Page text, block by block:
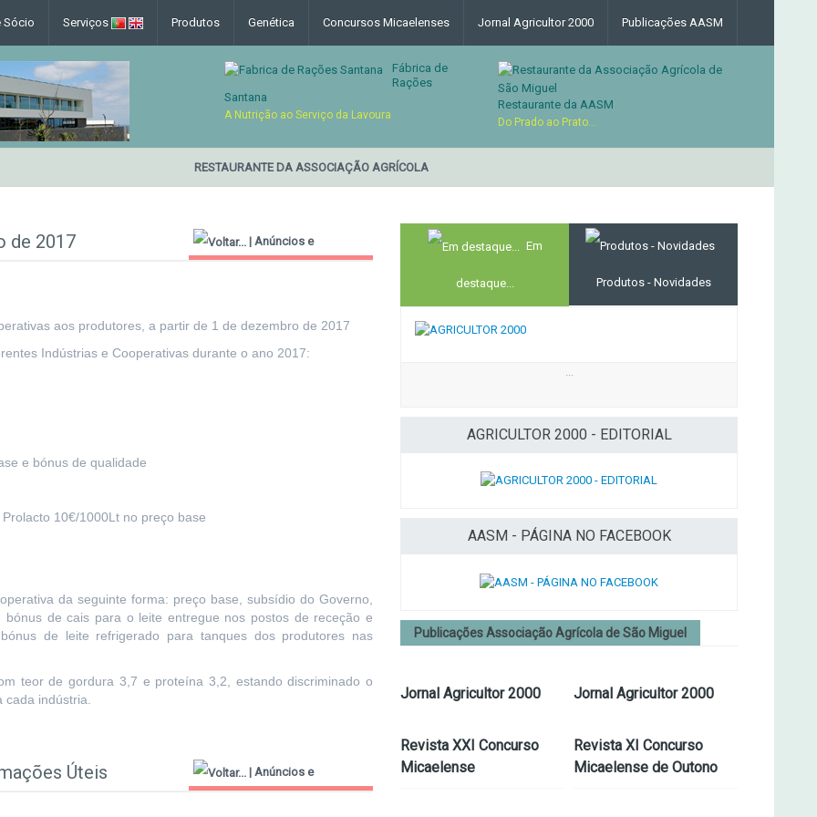
Sócio Serviços Produtos Genética Concursos Micaelenses Jornal Agricultor 2000 Publicações AASM
Fábrica de
Rações
Santana
A Nutrição ao Serviço da Lavoura
Restaurante da AASM
Do Prado ao Prato...
RESTAURANTE DA ASSOCIAÇÃO AGRÍCOLA
de 2017 | Anúncios e
aos produtores, a partir de 1 de dezembro de 2017
Indústrias e Cooperativas durante o ano 2017:
e bónus de qualidade
10€/1000Lt no preço base
da seguinte forma: preço base, subsídio do Governo,
de cais para o leite entregue nos postos de receção e
de leite refrigerado para tanques dos produtores nas
teor de gordura 3,7 e proteína 3,2, estando discriminado o
indústria.
Úteis | Anúncios e
Em
destaque... Produtos - Novidades
AGRICULTOR 2000 - EDITORIAL
AASM - PÁGINA NO FACEBOOK
Publicações Associação Agrícola de São Miguel
Jornal Agricultor 2000 Jornal Agricultor 2000
Revista XXI Concurso
Micaelense
Revista XI Concurso
Micaelense de Outono